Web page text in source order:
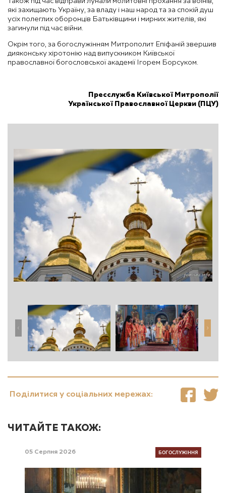
які захищають Україну, за владу і наш народ та за спокій душ
усіх полеглих оборонців Батьківщини і мирних жителів, які
загинули під час війни.
Окрім того, за богослужінням Митрополит Епіфаній звершив
дияконську хіротонію над випускником Київської
православної богословської академії Ігорем Борсуком.
Пресслужба Київської Митрополії
Української Православної Церкви (ПЦУ)
Поділитися у соціальних мережах:
ЧИТАЙТЕ ТАКОЖ:
05 Серпня 2026 БОГОСЛУЖІННЯ